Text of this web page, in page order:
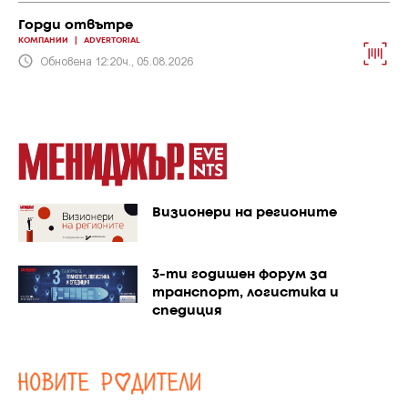
Горди отвътре
КОМПАНИИ ADVERTORIAL
Обновена 12:20ч., 05.08.2026
Визионери на регионите
3-ти годишен форум за
транспорт, логистика и
спедиция